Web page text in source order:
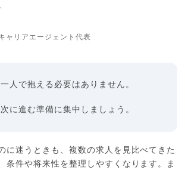
ャリアエージェント代表
人で抱える必要はありません。
に進む準備に集中しましょう。
に迷うときも、複数の求人を見比べてきた
条件や将来性を整理しやすくなります。ま